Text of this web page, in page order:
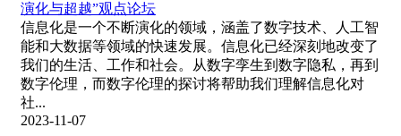
演化与超越”观点论坛
信息化是一个不断演化的领域，涵盖了数字技术、人工智
能和大数据等领域的快速发展。信息化已经深刻地改变了
我们的生活、工作和社会。从数字孪生到数字隐私，再到
数字伦理，而数字伦理的探讨将帮助我们理解信息化对
社...
2023-11-07